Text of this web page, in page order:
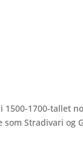
1700-tallet
Stradivari og